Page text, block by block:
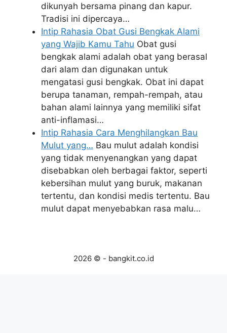
dikunyah bersama pinang dan kapur.
Tradisi ini dipercaya…
Intip Rahasia Obat Gusi Bengkak Alami
yang Wajib Kamu Tahu Obat gusi
bengkak alami adalah obat yang berasal
dari alam dan digunakan untuk
mengatasi gusi bengkak. Obat ini dapat
berupa tanaman, rempah-rempah, atau
bahan alami lainnya yang memiliki sifat
anti-inflamasi…
Intip Rahasia Cara Menghilangkan Bau
Mulut yang… Bau mulut adalah kondisi
yang tidak menyenangkan yang dapat
disebabkan oleh berbagai faktor, seperti
kebersihan mulut yang buruk, makanan
tertentu, dan kondisi medis tertentu. Bau
mulut dapat menyebabkan rasa malu…
2026 © - bangkit.co.id